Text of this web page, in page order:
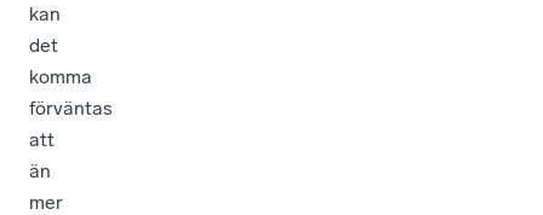
kan
det
komma
förväntas
att
än
mer